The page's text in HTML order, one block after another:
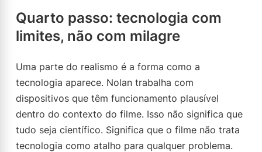
Quarto passo: tecnologia com
limites, não com milagre
Uma parte do realismo é a forma como a
tecnologia aparece. Nolan trabalha com
dispositivos que têm funcionamento plausível
dentro do contexto do filme. Isso não significa que
tudo seja científico. Significa que o filme não trata
tecnologia como atalho para qualquer problema.